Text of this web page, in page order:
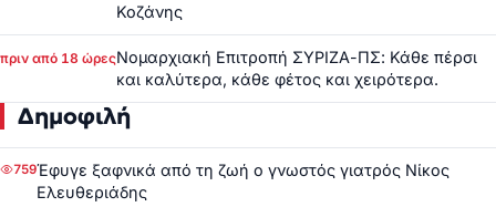
Κοζάνης
πριν από 18 ώρεςΝομαρχιακή Επιτροπή ΣΥΡΙΖΑ-ΠΣ: Κάθε πέρσι
και καλύτερα, κάθε φέτος και χειρότερα.
Δημοφιλή
759Έφυγε ξαφνικά από τη ζωή ο γνωστός γιατρός Νίκος
Ελευθεριάδης